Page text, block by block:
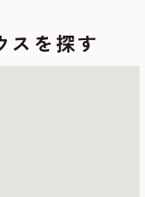
スを探す